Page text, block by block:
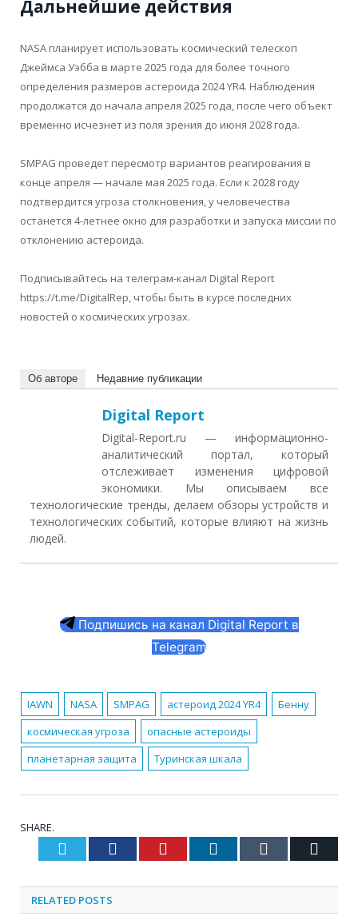
Дальнейшие действия
NASA планирует использовать космический телескоп
Джеймса Уэбба в марте 2025 года для более точного
определения размеров астероида 2024 YR4. Наблюдения
продолжатся до начала апреля 2025 года, после чего объект
временно исчезнет из поля зрения до июня 2028 года.
SMPAG проведет пересмотр вариантов реагирования в
конце апреля — начале мая 2025 года. Если к 2028 году
подтвердится угроза столкновения, у человечества
останется 4-летнее окно для разработки и запуска миссии по
отклонению астероида.
Подписывайтесь на телеграм-канал Digital Report
https://t.me/DigitalRep, чтобы быть в курсе последних
новостей о космических угрозах.
Об авторе Недавние публикации
Digital Report
Digital-Report.ru — информационно-
аналитический портал, который
отслеживает изменения цифровой
экономики. Мы описываем все
технологические тренды, делаем обзоры устройств и
технологических событий, которые влияют на жизнь
людей.
Подпишись на канал Digital Report в
Telegram
IAWN NASA SMPAG астероид 2024 YR4
Бенну
космическая угроза
опасные астероиды
планетарная защита
Туринская шкала
SHARE.
Twitter Facebook Pinterest LinkedIn Tumblr
RELATED POSTS